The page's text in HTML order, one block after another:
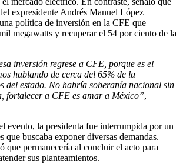
expresidente Andrés Manuel López
política de inversión en la CFE que
megawatts y recuperar el 54 por ciento de la
inversión regrese a CFE, porque es el
hablando de cerca del 65% de la
del estado. No habría soberanía nacional sin
fortalecer a CFE es amar a México”,
evento, la presidenta fue interrumpida por un
que buscaba exponer diversas demandas.
que permanecería al concluir el acto para
sus planteamientos.